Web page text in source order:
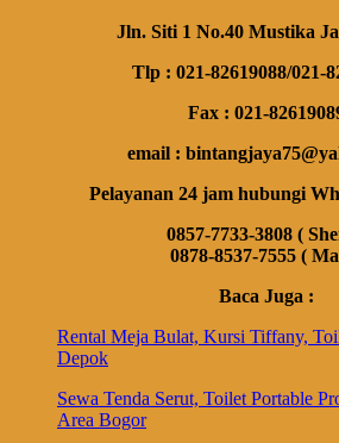
Jln. Siti 1 No.40 Mustika
Tlp : 021-82619088/021-
Fax : 021-
email :
Pelayanan 24 jam hubungi
0857-7733-3808 (
0878-8537-7555 (
Baca Juga :
Rental Meja Bulat, Kursi Tiffany,
Depok
Sewa Tenda Serut, Toilet Portable
Area Bogor